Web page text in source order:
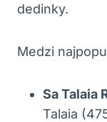
dedinky.
Medzi
Sa Talaia
Talaia